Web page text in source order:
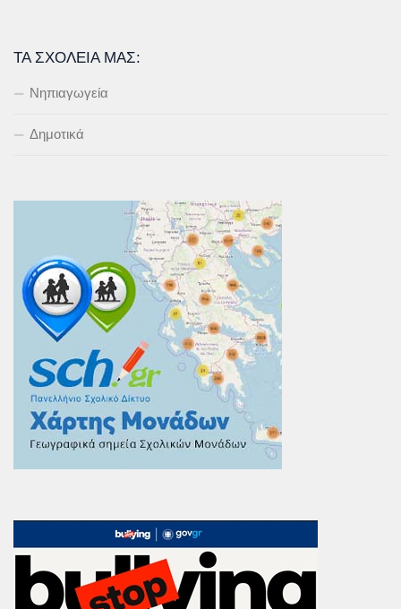
ΤΑ ΣΧΟΛΕΊΑ ΜΑΣ:
Νηπιαγωγεία
Δημοτικά